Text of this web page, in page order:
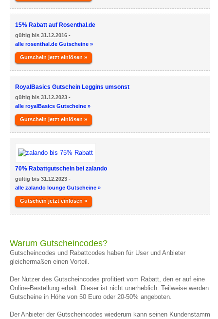
15% Rabatt auf Rosenthal.de
gültig bis 31.12.2016 -
alle rosenthal.de Gutscheine »
Gutschein jetzt einlösen »
RoyalBasics Gutschein Leggins umsonst
gültig bis 31.12.2023 -
alle royalBasics Gutscheine »
Gutschein jetzt einlösen »
70% Rabattgutschein bei zalando
gültig bis 31.12.2023 -
alle zalando lounge Gutscheine »
Gutschein jetzt einlösen »
Warum Gutscheincodes?
Gutscheincodes und Rabattcodes haben für User und Anbieter
gleichermaßen einen Vorteil.
Der Nutzer des Gutscheincodes profitiert vom Rabatt, den er auf eine
Online-Bestellung erhält. Dieser ist nicht unerheblich. Teilweise werden
Gutscheine in Höhe von 50 Euro oder 20-50% angeboten.
Der Anbieter der Gutscheincodes wiederum kann seinen Kundenstamm